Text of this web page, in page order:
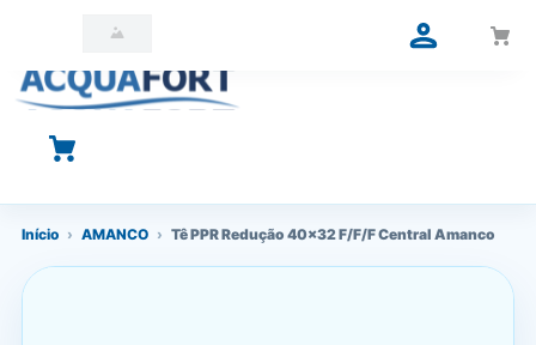
O que você está procurando?
Início › AMANCO › Tê PPR Redução 40x32 F/F/F Central Amanco